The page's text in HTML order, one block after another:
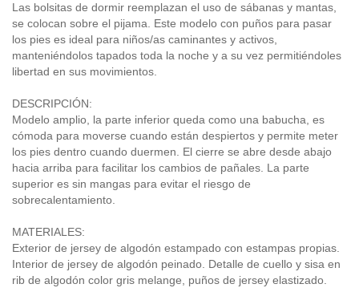
Las bolsitas de dormir reemplazan el uso de sábanas y mantas,
se colocan sobre el pijama. Este modelo con puños para pasar
los pies es ideal para niños/as caminantes y activos,
manteniéndolos tapados toda la noche y a su vez permitiéndoles
libertad en sus movimientos.
DESCRIPCIÓN:
Modelo amplio, la parte inferior queda como una babucha, es
cómoda para moverse cuando están despiertos y permite meter
los pies dentro cuando duermen. El cierre se abre desde abajo
hacia arriba para facilitar los cambios de pañales. La parte
superior es sin mangas para evitar el riesgo de
sobrecalentamiento.
MATERIALES:
Exterior de jersey de algodón estampado con estampas propias.
Interior de jersey de algodón peinado. Detalle de cuello y sisa en
rib de algodón color gris melange, puños de jersey elastizado.